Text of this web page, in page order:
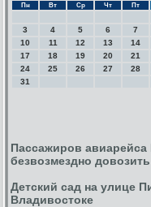
Пн Вт Ср Чт Пт
3
4 5 6 7
10
11 12 13 14
17
18 19 20 21
24
25 26 27 28
31
Пассажиров
безвозмездно
Детский сад на улице
Владивостоке